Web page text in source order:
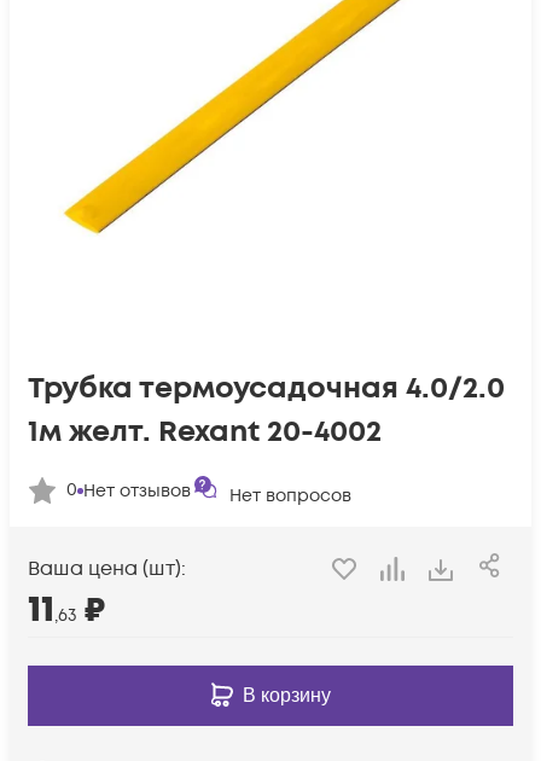
Трубка термоусадочная 4.0/2.0
1м желт. Rexant 20-4002
0 Нет отзывов Нет вопросов
Ваша цена (шт):
11,63 ₽
В корзину